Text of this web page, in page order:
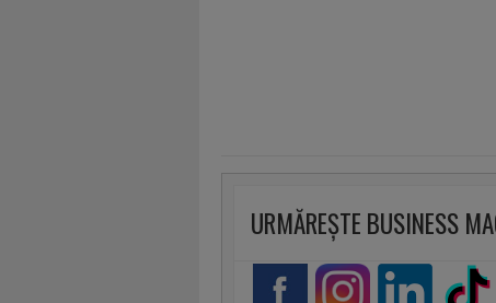
URMĂREȘTE BUSINESS